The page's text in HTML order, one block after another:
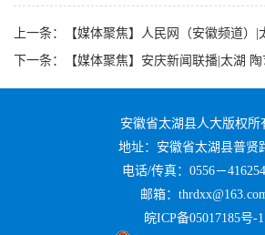
安徽省太湖县人大版权所
地址：安徽省太湖县普贤
电话/传真：0556－
邮箱：
皖ICP备05017185号-1